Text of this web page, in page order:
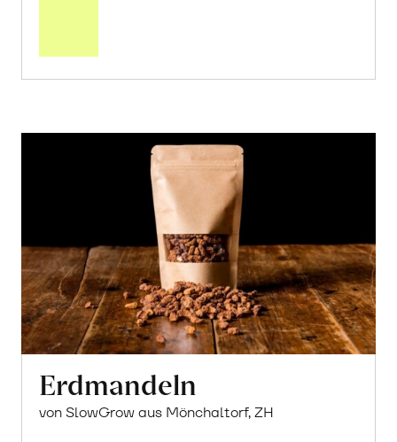
Erdmandeln
von SlowGrow aus Mönchaltorf, ZH